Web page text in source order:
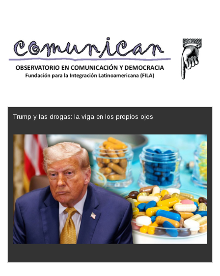
Trump y las drogas: la viga en los propios ojos